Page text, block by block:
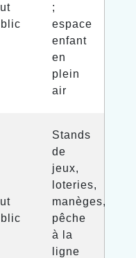
;
espace
enfant
en
plein
air
Stands
de
jeux,
loteries,
manèges,
pêche
à la
ligne